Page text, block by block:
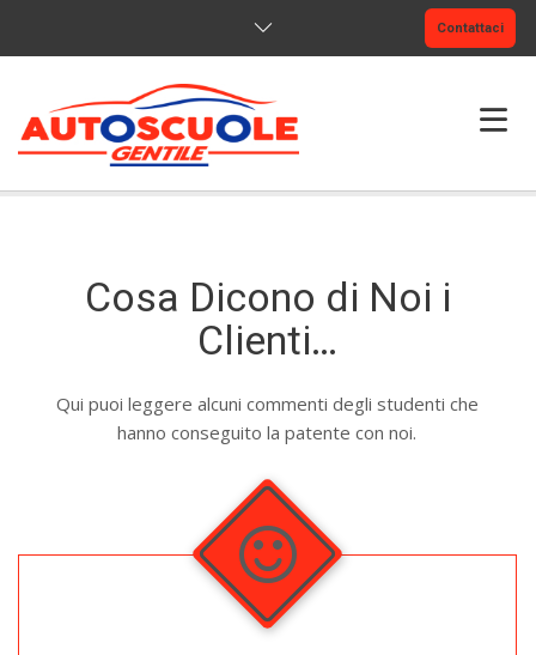
Contattaci
BACHECA
Cosa Dicono di Noi i
Clienti…
Qui puoi leggere alcuni commenti degli studenti che
hanno conseguito la patente con noi.